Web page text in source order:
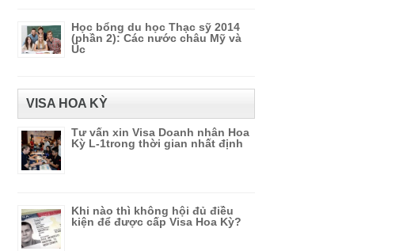
Học bổng du học Thạc sỹ 2014
(phần 2): Các nước châu Mỹ và
Úc
VISA HOA KỲ
Tư vấn xin Visa Doanh nhân Hoa
Kỳ L-1trong thời gian nhất định
Khi nào thì không hội đủ điều
kiện để được cấp Visa Hoa Kỳ?